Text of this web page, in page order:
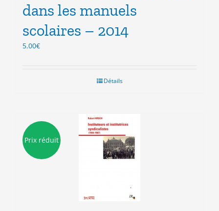
dans les manuels
scolaires – 2014
5.00€
Détails
Prix réduit